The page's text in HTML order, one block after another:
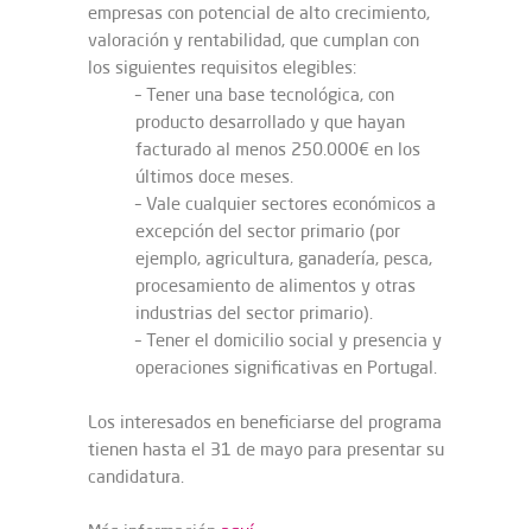
empresas con potencial de alto crecimiento,
valoración y rentabilidad, que cumplan con
los siguientes requisitos elegibles:
– Tener una base tecnológica, con
producto desarrollado y que hayan
facturado al menos 250.000€ en los
últimos doce meses.
– Vale cualquier sectores económicos a
excepción del sector primario (por
ejemplo, agricultura, ganadería, pesca,
procesamiento de alimentos y otras
industrias del sector primario).
– Tener el domicilio social y presencia y
operaciones significativas en Portugal.
Los interesados en beneficiarse del programa
tienen hasta el 31 de mayo para presentar su
candidatura.